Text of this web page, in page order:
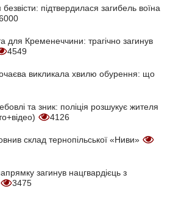
підтвердилася загибель воїна
для Кременеччини: трагічно загинув
4549
викликала хвилю обурення: що
та зник: поліція розшукує жителя
4126
склад тернопільської «Ниви»
загинув нацгвардієць з
3475